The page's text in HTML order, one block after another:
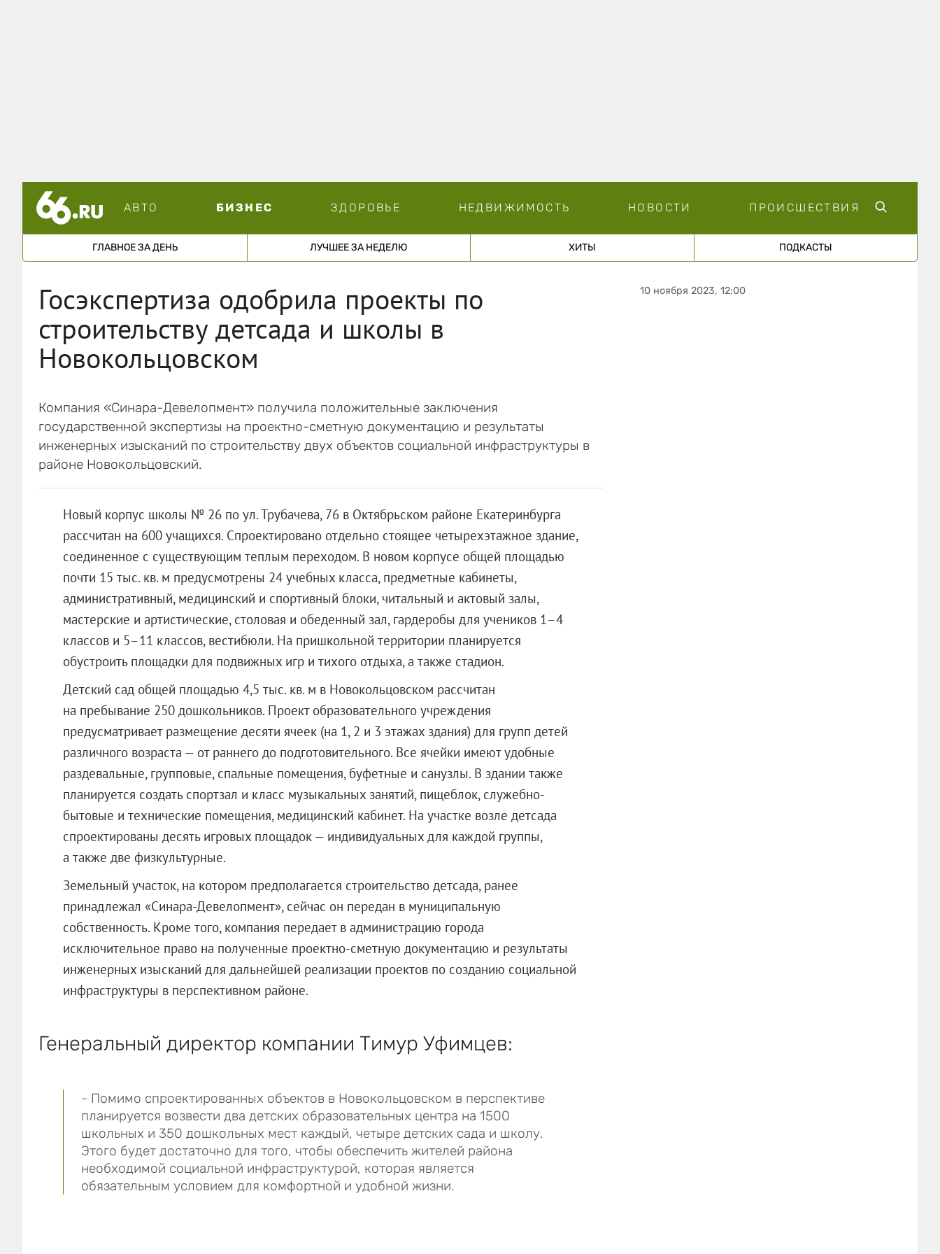
АВТО БИЗНЕС ЗДОРОВЬЕ НЕДВИЖИМОСТЬ НОВОСТИ ПРОИСШЕСТВИЯ
ГЛАВНОЕ ЗА ДЕНЬ ЛУЧШЕЕ ЗА НЕДЕЛЮ ХИТЫ ПОДКАСТЫ
Госэкспертиза одобрила проекты по
строительству детсада и школы в
Новокольцовском
Компания «Синара-Девелопмент» получила положительные заключения
государственной экспертизы на проектно-сметную документацию и результаты
инженерных изысканий по строительству двух объектов социальной инфраструктуры в
районе Новокольцовский.
Новый корпус школы № 26 по ул. Трубачева, 76 в Октябрьском районе Екатеринбурга
рассчитан на 600 учащихся. Спроектировано отдельно стоящее четырехэтажное здание,
соединенное с существующим теплым переходом. В новом корпусе общей площадью
почти 15 тыс. кв. м предусмотрены 24 учебных класса, предметные кабинеты,
административный, медицинский и спортивный блоки, читальный и актовый залы,
мастерские и артистические, столовая и обеденный зал, гардеробы для учеников 1–4
классов и 5–11 классов, вестибюли. На пришкольной территории планируется
обустроить площадки для подвижных игр и тихого отдыха, а также стадион.
Детский сад общей площадью 4,5 тыс. кв. м в Новокольцовском рассчитан
на пребывание 250 дошкольников. Проект образовательного учреждения
предусматривает размещение десяти ячеек (на 1, 2 и 3 этажах здания) для групп детей
различного возраста — от раннего до подготовительного. Все ячейки имеют удобные
раздевальные, групповые, спальные помещения, буфетные и санузлы. В здании также
планируется создать спортзал и класс музыкальных занятий, пищеблок, служебно-
бытовые и технические помещения, медицинский кабинет. На участке возле детсада
спроектированы десять игровых площадок — индивидуальных для каждой группы,
а также две физкультурные.
Земельный участок, на котором предполагается строительство детсада, ранее
принадлежал «Синара-Девелопмент», сейчас он передан в муниципальную
собственность. Кроме того, компания передает в администрацию города
исключительное право на полученные проектно-сметную документацию и результаты
инженерных изысканий для дальнейшей реализации проектов по созданию социальной
инфраструктуры в перспективном районе.
Генеральный директор компании Тимур Уфимцев:
- Помимо спроектированных объектов в Новокольцовском в перспективе
планируется возвести два детских образовательных центра на 1500
школьных и 350 дошкольных мест каждый, четыре детских сада и школу.
Этого будет достаточно для того, чтобы обеспечить жителей района
необходимой социальной инфраструктурой, которая является
обязательным условием для комфортной и удобной жизни.
10 ноября 2023, 12:00